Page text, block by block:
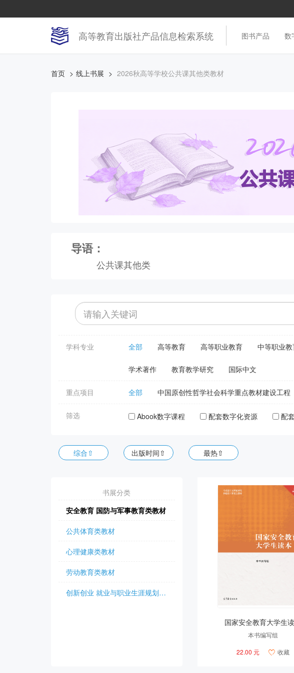
高等教育出版社产品信息检索系统 图书产品 数
首页 线上书展 2026秋高等学校公共课其他类教材
导语：
公共课其他类
学科专业 全部 高等教育 高等职业教育 中等职业
学术著作 教育教学研究 国际中文
重点项目 全部 中国原创性哲学社会科学重点教材建设工程
筛选 Abook数字课程 配套数字化资源 配
综合⇧ 出版时间⇧ 最热⇧
书展分类
安全教育 国防与军事教育类教材
公共体育类教材
心理健康类教材
劳动教育类教材
创新创业 就业与职业生涯规划教材
国家安全教育大学生
本书编写组
22.00 元
 收藏